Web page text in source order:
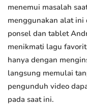
menemui masalah
menggunakan alat
ponsel dan tablet
menikmati lagu
hanya dengan
langsung memulai
pengunduh video
pada saat ini.